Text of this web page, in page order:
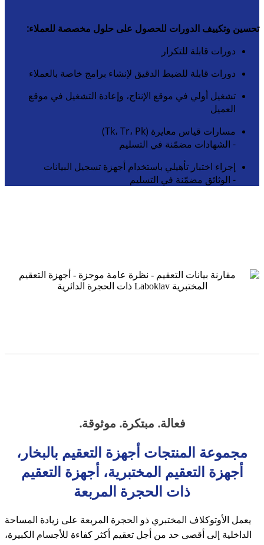
تحسين وتكييف الدورات للحصول على حلول مخصصة للعملاء:
دورات قابلة للتكرار
دورات قابلة للضبط الدقيق لإنشاء برامج خاصة بالعملاء
تشغيل أولي في موقع الإنتاج، وإعادة التشغيل في موقع
العميل
مسارات قياس معايرة (Tk، Tr، Pk)
- الشهادات مضمّنة في التسليم
إجراء اختبار تأهيلي باستخدام أجهزة تسجيل البيانات
- الوثائق مضمّنة في التسليم
فعالة. مبتكرة. موثوقة.
مجموعة المنتجات أجهزة التعقيم بالبخار،
أجهزة التعقيم المختبرية، أجهزة التعقيم
ذات الحجرة المربعة
يعمل الأوتوكلاف المختبري ذو الحجرة المربعة على زيادة المساحة
الداخلية إلى أقصى حد من أجل تعقيم أكثر كفاءة للأجسام الكبيرة،